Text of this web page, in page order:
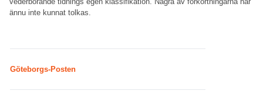
ännu inte kunnat tolkas.
Göteborgs-Posten